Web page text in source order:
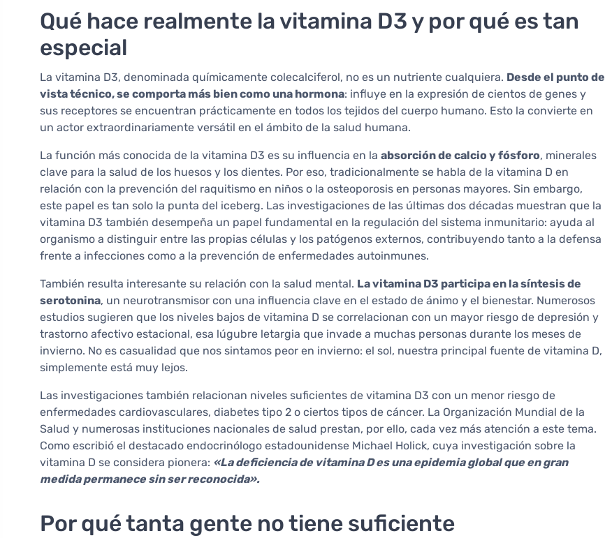
Qué hace realmente la vitamina D3 y por qué es tan
especial
La vitamina D3, denominada químicamente colecalciferol, no es un nutriente cualquiera. Desde el punto de
vista técnico, se comporta más bien como una hormona: influye en la expresión de cientos de genes y
sus receptores se encuentran prácticamente en todos los tejidos del cuerpo humano. Esto la convierte en
un actor extraordinariamente versátil en el ámbito de la salud humana.
La función más conocida de la vitamina D3 es su influencia en la absorción de calcio y fósforo, minerales
clave para la salud de los huesos y los dientes. Por eso, tradicionalmente se habla de la vitamina D en
relación con la prevención del raquitismo en niños o la osteoporosis en personas mayores. Sin embargo,
este papel es tan solo la punta del iceberg. Las investigaciones de las últimas dos décadas muestran que la
vitamina D3 también desempeña un papel fundamental en la regulación del sistema inmunitario: ayuda al
organismo a distinguir entre las propias células y los patógenos externos, contribuyendo tanto a la defensa
frente a infecciones como a la prevención de enfermedades autoinmunes.
También resulta interesante su relación con la salud mental. La vitamina D3 participa en la síntesis de
serotonina, un neurotransmisor con una influencia clave en el estado de ánimo y el bienestar. Numerosos
estudios sugieren que los niveles bajos de vitamina D se correlacionan con un mayor riesgo de depresión y
trastorno afectivo estacional, esa lúgubre letargia que invade a muchas personas durante los meses de
invierno. No es casualidad que nos sintamos peor en invierno: el sol, nuestra principal fuente de vitamina D,
simplemente está muy lejos.
Las investigaciones también relacionan niveles suficientes de vitamina D3 con un menor riesgo de
enfermedades cardiovasculares, diabetes tipo 2 o ciertos tipos de cáncer. La Organización Mundial de la
Salud y numerosas instituciones nacionales de salud prestan, por ello, cada vez más atención a este tema.
Como escribió el destacado endocrinólogo estadounidense Michael Holick, cuya investigación sobre la
vitamina D se considera pionera: «La deficiencia de vitamina D es una epidemia global que en gran
medida permanece sin ser reconocida».
Por qué tanta gente no tiene suficiente